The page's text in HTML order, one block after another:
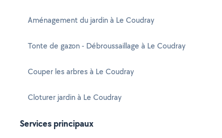
Aménagement du jardin à Le Coudray
Tonte de gazon - Débroussaillage à Le Coudray
Couper les arbres à Le Coudray
Cloturer jardin à Le Coudray
Services principaux